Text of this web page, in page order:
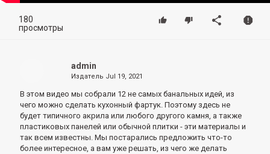
180
просмотры
admin
Издатель Jul 19, 2021
В этом видео мы собрали 12 не самых банальных идей, из
чего можно сделать кухонный фартук. Поэтому здесь не
будет типичного акрила или любого другого камня, а также
пластиковых панелей или обычной плитки - эти материалы и
так всем известны. Мы постарались предложить что-то
более интересное, а вам уже решать, из чего же делать